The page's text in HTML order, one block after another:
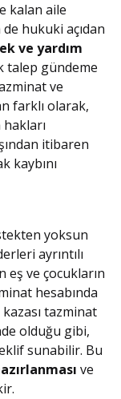
kalan aile
hukuki açıdan
ve yardım
talep gündeme
ve
farklı olarak,
itibaren
kaybını
yoksun
ayrıntılı
eş ve çocukların
hesabında
tazminat
olduğu gibi,
sunabilir. Bu
ve